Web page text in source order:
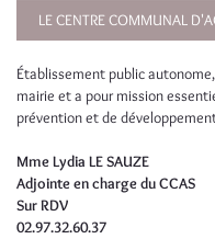
LE CENTRE COMMUNAL
Établissement public
mairie et a pour mission
prévention et de
Mme Lydia LE SAUZE
Adjointe en charge du CCAS
Sur RDV
02.97.32.60.37